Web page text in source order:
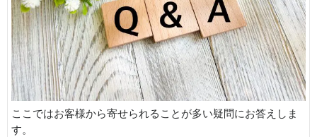
ここではお客様から寄せられることが多い疑問にお答えしま
す。